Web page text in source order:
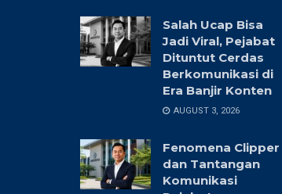
Salah Ucap Bisa
Jadi Viral, Pejabat
Dituntut Cerdas
Berkomunikasi di
Era Banjir Konten
AUGUST 3, 2026
Fenomena Clipper
dan Tantangan
Komunikasi